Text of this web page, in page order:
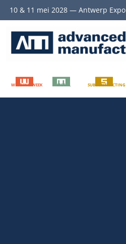
10 & 11 mei 2028 — Antwerp Expo
WELDING WEEK METAL SUBCONTRACTING